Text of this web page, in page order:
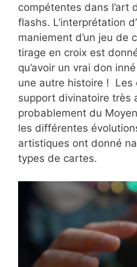
compétentes dans l’art
flashs. L’interprétation
maniement d’un jeu de
tirage en croix est
qu’avoir un vrai don
une autre histoire !
support divinatoire très
probablement du
les différentes
artistiques ont donné
types de cartes.